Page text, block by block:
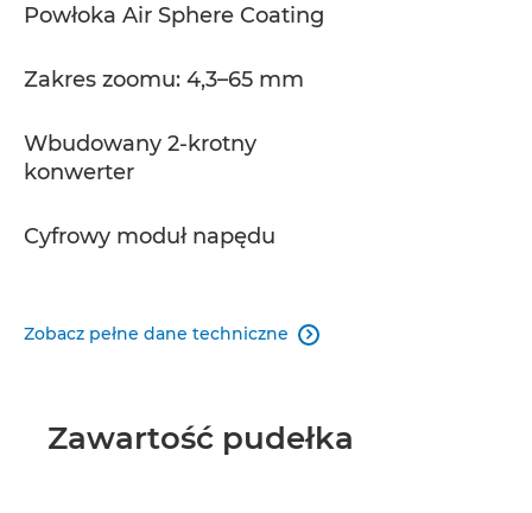
Powłoka Air Sphere Coating
Zakres zoomu: 4,3–65 mm
Wbudowany 2-krotny
konwerter
Cyfrowy moduł napędu
Zobacz pełne dane techniczne 
Zawartość pudełka